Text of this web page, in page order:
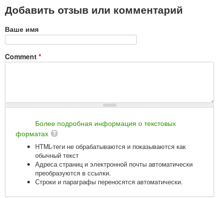
Добавить отзыв или комментарий
Ваше имя
Comment *
Более подробная информация о текстовых
форматах
HTML-теги не обрабатываются и показываются как
обычный текст
Адреса страниц и электронной почты автоматически
преобразуются в ссылки.
Строки и параграфы переносятся автоматически.